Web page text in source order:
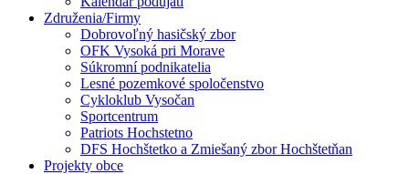
Združenia/Firmy
Dobrovoľný hasičský zbor
OFK Vysoká pri Morave
Súkromní podnikatelia
Lesné pozemkové spoločenstvo
Cykloklub Vysočan
Sportcentrum
Patriots Hochstetno
DFS Hochštetko a Zmiešaný zbor Hochštetňan
Projekty obce